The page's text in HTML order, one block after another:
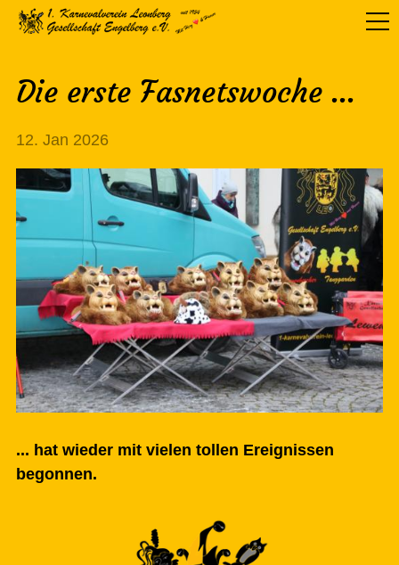
Die erste Fasnetswoche ...
12. Jan 2026
... hat wieder mit vielen tollen Ereignissen
begonnen.